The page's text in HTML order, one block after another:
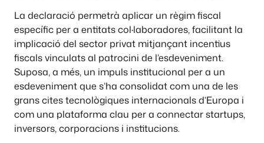
La declaració permetrà aplicar un règim fiscal
específic per a entitats col·laboradores, facilitant la
implicació del sector privat mitjançant incentius
fiscals vinculats al patrocini de l’esdeveniment.
Suposa, a més, un impuls institucional per a un
esdeveniment que s’ha consolidat com una de les
grans cites tecnològiques internacionals d’Europa i
com una plataforma clau per a connectar startups,
inversors, corporacions i institucions.